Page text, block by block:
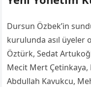
Dursun Özbek’in
kurulunda asıl üyeler
Öztürk, Sedat
Mecit Mert
Abdullah Kavukcu,